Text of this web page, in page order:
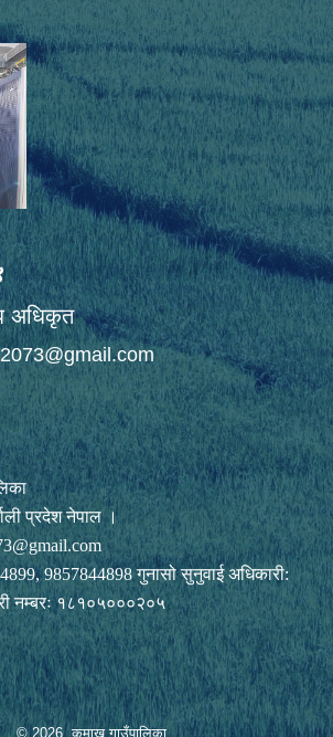
अधिकृत
प्रदेश नेपाल ।
9857844898 गुनासो सुनुवाई अधिकारी:
नम्बरः १८१०५०००२०५
© 2026 कुमाख गाउँपालिका